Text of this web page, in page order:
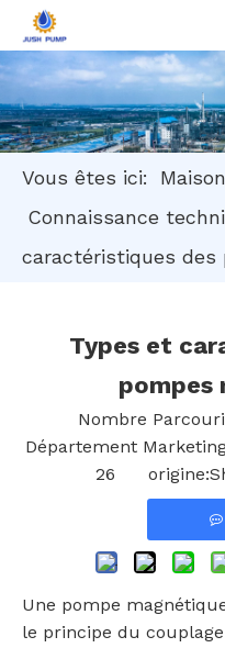
Vous êtes ici: Maison
Connaissance
caractéristiques des
Types et
pompes
Nombre
Département
26 origine:
Une pompe
le principe du